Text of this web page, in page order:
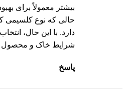
بیشتر معمولاً برای
حالی که نوع کلسیمی
دارد. با این حال،
شرایط خاک و محصول
پاسخ